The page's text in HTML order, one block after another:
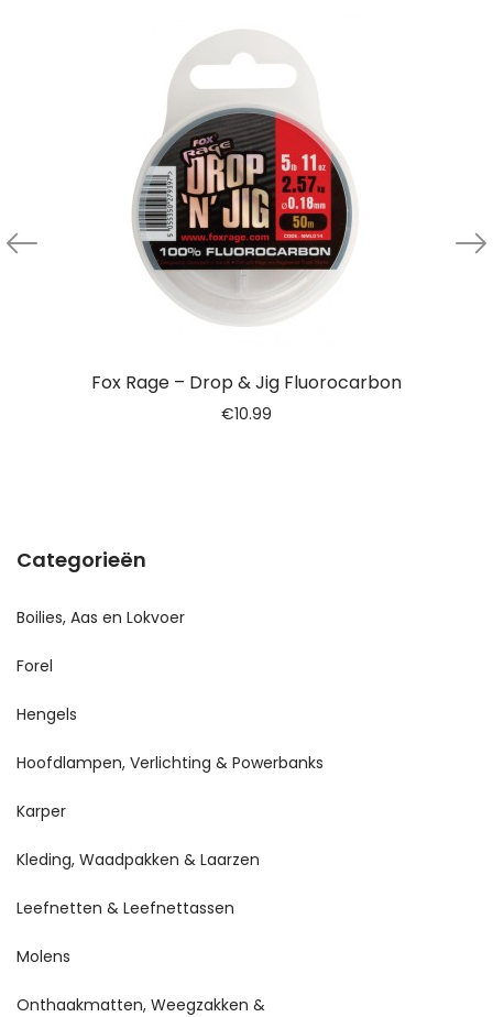
Fox Rage – Drop & Jig Fluorocarbon
€10.99
Categorieën
Boilies, Aas en Lokvoer
Forel
Hengels
Hoofdlampen, Verlichting & Powerbanks
Karper
Kleding, Waadpakken & Laarzen
Leefnetten & Leefnettassen
Molens
Onthaakmatten, Weegzakken &